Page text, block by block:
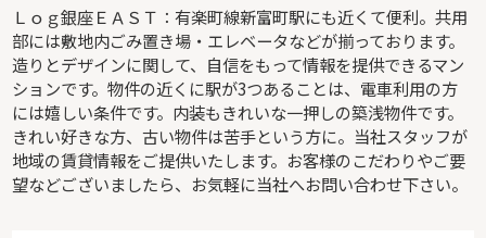
Ｌｏｇ銀座ＥＡＳＴ：有楽町線新富町駅にも近くて便利。共用
部には敷地内ごみ置き場・エレベータなどが揃っております。
造りとデザインに関して、自信をもって情報を提供できるマン
ションです。物件の近くに駅が3つあることは、電車利用の方
には嬉しい条件です。内装もきれいな一押しの築浅物件です。
きれい好きな方、古い物件は苦手という方に。当社スタッフが
地域の賃貸情報をご提供いたします。お客様のこだわりやご要
望などございましたら、お気軽に当社へお問い合わせ下さい。